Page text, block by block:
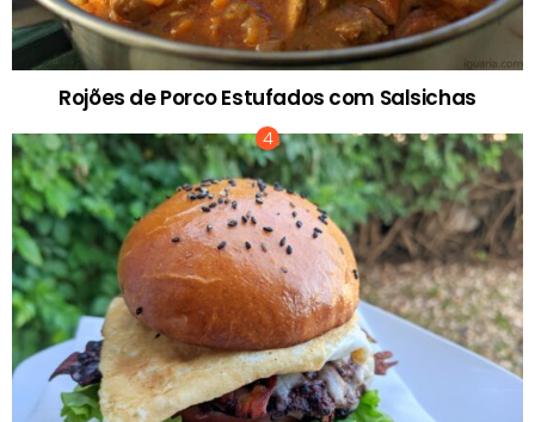
Rojões de Porco Estufados com Salsichas